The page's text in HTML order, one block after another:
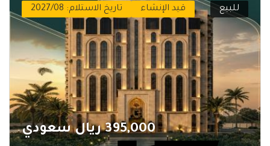
للبيع قيد الإنشاء تاريخ الاستلام: 2027/08
395,000 ريال سعودي